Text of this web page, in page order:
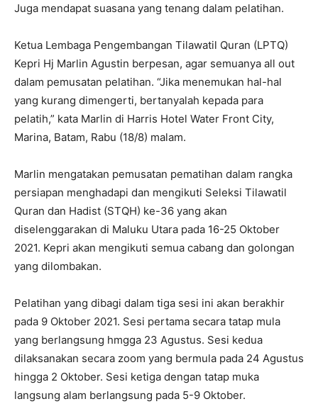
Juga mendapat suasana yang tenang dalam pelatihan.
Ketua Lembaga Pengembangan Tilawatil Quran (LPTQ)
Kepri Hj Marlin Agustin berpesan, agar semuanya all out
dalam pemusatan pelatihan. “Jika menemukan hal-hal
yang kurang dimengerti, bertanyalah kepada para
pelatih,” kata Marlin di Harris Hotel Water Front City,
Marina, Batam, Rabu (18/8) malam.
Marlin mengatakan pemusatan pematihan dalam rangka
persiapan menghadapi dan mengikuti Seleksi Tilawatil
Quran dan Hadist (STQH) ke-36 yang akan
diselenggarakan di Maluku Utara pada 16-25 Oktober
2021. Kepri akan mengikuti semua cabang dan golongan
yang dilombakan.
Pelatihan yang dibagi dalam tiga sesi ini akan berakhir
pada 9 Oktober 2021. Sesi pertama secara tatap mula
yang berlangsung hmgga 23 Agustus. Sesi kedua
dilaksanakan secara zoom yang bermula pada 24 Agustus
hingga 2 Oktober. Sesi ketiga dengan tatap muka
langsung alam berlangsung pada 5-9 Oktober.